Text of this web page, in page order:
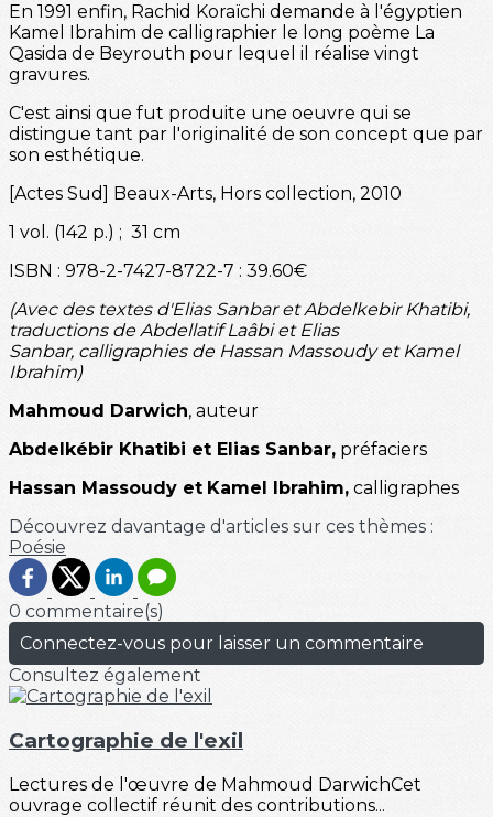
En 1991 enfin, Rachid Koraïchi demande à l'égyptien
Kamel Ibrahim de calligraphier le long poème La
Qasida de Beyrouth pour lequel il réalise vingt
gravures.
C'est ainsi que fut produite une oeuvre qui se
distingue tant par l'originalité de son concept que par
son esthétique.
[Actes Sud] Beaux-Arts, Hors collection, 2010
1 vol. (142 p.) ; 31 cm
ISBN : 978-2-7427-8722-7 : 39.60€
(Avec des textes d'Elias Sanbar et Abdelkebir Khatibi,
traductions de Abdellatif Laâbi et Elias
Sanbar, calligraphies de Hassan Massoudy et Kamel
Ibrahim)
Mahmoud Darwich, auteur
Abdelkébir Khatibi et Elias Sanbar, préfaciers
Hassan Massoudy et Kamel Ibrahim, calligraphes
Découvrez davantage d'articles sur ces thèmes :
Poésie
0 commentaire(s)
Connectez-vous pour laisser un commentaire
Consultez également
Cartographie de l'exil
Lectures de l'œuvre de Mahmoud DarwichCet
ouvrage collectif réunit des contributions...